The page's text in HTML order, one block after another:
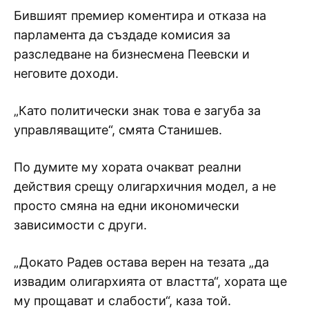
Бившият премиер коментира и отказа на
парламента да създаде комисия за
разследване на бизнесмена Пеевски и
неговите доходи.
„Като политически знак това е загуба за
управляващите“, смята Станишев.
По думите му хората очакват реални
действия срещу олигархичния модел, а не
просто смяна на едни икономически
зависимости с други.
„Докато Радев остава верен на тезата „да
извадим олигархията от властта“, хората ще
му прощават и слабости“, каза той.